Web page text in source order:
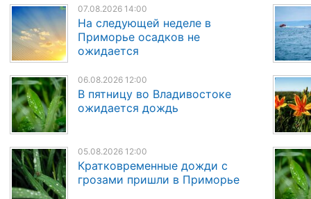
07.08.2026 14:00
На следующей неделе в
Приморье осадков не
ожидается
06.08.2026 12:00
В пятницу во Владивостоке
ожидается дождь
05.08.2026 12:00
Кратковременные дожди с
грозами пришли в Приморье